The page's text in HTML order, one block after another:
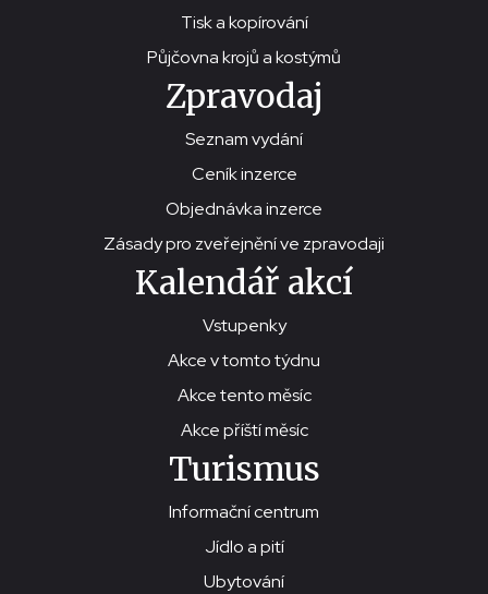
Tisk a kopírování
Půjčovna krojů a kostýmů
Zpravodaj
Seznam vydání
Ceník inzerce
Objednávka inzerce
Zásady pro zveřejnění ve zpravodaji
Kalendář akcí
Vstupenky
Akce v tomto týdnu
Akce tento měsíc
Akce příští měsíc
Turismus
Informační centrum
Jídlo a pití
Ubytování